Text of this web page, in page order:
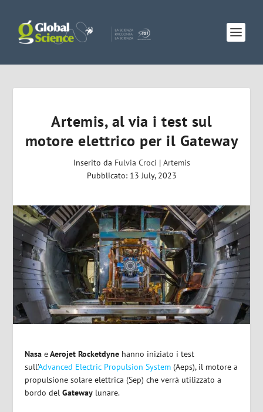
Artemis, al via i test sul
motore elettrico per il Gateway
Inserito da Fulvia Croci | Artemis
Pubblicato: 13 July, 2023
Nasa eAerojet Rocketdyne hanno iniziato i test
sull’Advanced Electric Propulsion System (Aeps), il motore a
propulsione solare elettrica (Sep) che verrà utilizzato a
bordo delGateway lunare.